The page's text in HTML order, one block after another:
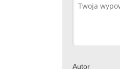
Autor